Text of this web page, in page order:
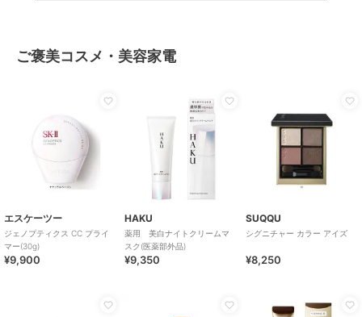
ご褒美コスメ・美容家電
エスケーツー
ジェノプティクス CC プライ
マー(30g)
¥9,900
HAKU
薬用 美白ナイトクリームマ
スク(医薬部外品)
¥9,350
SUQQU
シグニチャー カラー アイズ
¥8,250